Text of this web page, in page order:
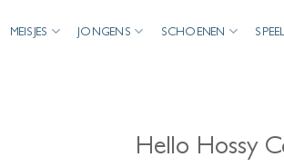
MEISJES JONGENS SCHOENEN
Hello Hossy